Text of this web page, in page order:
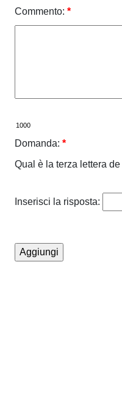
Commento: *
Domanda: *
Qual è la terza lettera de
Inserisci la risposta: